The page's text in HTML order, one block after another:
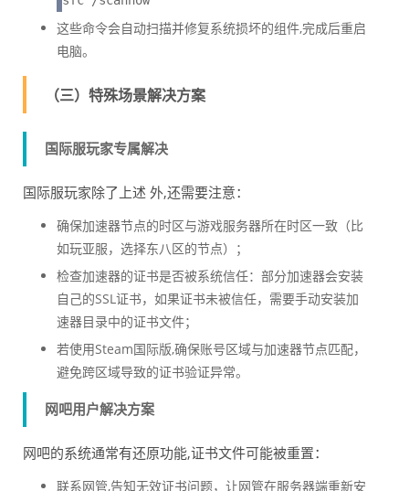
这些命令会自动扫描并修复系统损坏的组件,完成后重启
电脑。
（三）特殊场景解决方案
国际服玩家专属解决
国际服玩家除了上述 外,还需要注意：
确保加速器节点的时区与游戏服务器所在时区一致（比
如玩亚服，选择东八区的节点）；
检查加速器的证书是否被系统信任：部分加速器会安装
自己的SSL证书，如果证书未被信任，需要手动安装加
速器目录中的证书文件；
若使用Steam国际版,确保账号区域与加速器节点匹配，
避免跨区域导致的证书验证异常。
网吧用户解决方案
网吧的系统通常有还原功能,证书文件可能被重置：
联系网管,告知无效证书问题，让网管在服务器端重新安